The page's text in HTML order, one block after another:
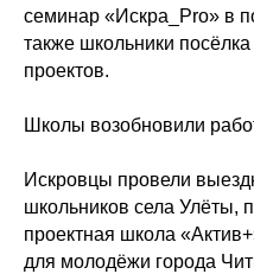
семинар «Искра_Pro» в
также школьники
проектов.
Школы возобновили
Искровцы провели
школьников села Улёты,
проектная школа
для молодёжи города